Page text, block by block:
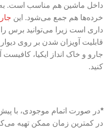
داخل ماشین هم مناسب است.
خرده‌ها هم جمع می‌شود. این
داری است زیرا می‌توانید برس
قابلیت آویزان شدن بر روی
جارو و خاک انداز ایکیا،
کنید.
*در صورت اتمام موجودی، با
در کمترین زمان ممکن تهیه